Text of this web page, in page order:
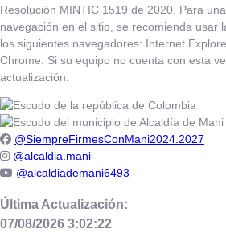
Resolución MINTIC 1519 de 2020. Para
navegación en el sitio, se recomienda usar
los siguientes navegadores: Internet
Chrome. Si su equipo no cuenta con esta
actualización.
@SiempreFirmesConMani2024.2027
@alcaldia.mani
@alcaldiademani6493
Última Actualización:
07/08/2026 3:02:22